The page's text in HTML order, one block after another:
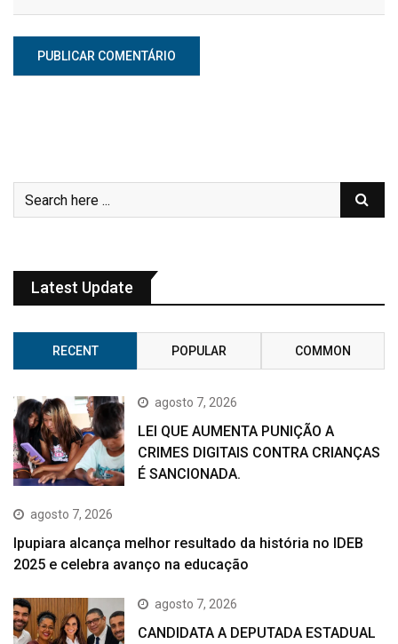
Latest Update
RECENT POPULAR COMMON
agosto 7, 2026
LEI QUE AUMENTA PUNIÇÃO A
CRIMES DIGITAIS CONTRA CRIANÇAS
É SANCIONADA.
agosto 7, 2026
Ipupiara alcança melhor resultado da história no IDEB
2025 e celebra avanço na educação
agosto 7, 2026
CANDIDATA A DEPUTADA ESTADUAL